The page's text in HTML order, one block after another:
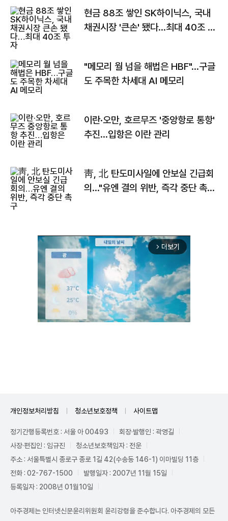
현금 88조 쌓인 SK하이닉스, 국내
채권시장 '큰손' 됐다…최대 40조 투
"메모리 월 넘을 해법은 HBF"…구글
도 주목한 차세대 AI 메모리
이란·오만, 호르무즈 '중앙항로 통항'
추진…입항은 이란 관리
靑, 北 탄도미사일에 안보실 긴급회
의…"유엔 결의 위반, 즉각 중단 촉
arrow_forward_ios 더보기
개인정보처리방침 청소년보호정책 사이트맵
정기간행등록번호 : 서울 아 00493
회장·발행인 : 곽영길
사장·편집인 : 임규진
청소년보호책임자 : 전운
주소 : 서울특별시 종로구 종로 1길 42(수송동 146-1) 이마빌딩 11층
전화 : 02-767-1500
발행일자 : 2007년 11월 15일
등록일자 : 2008년 01월10일
아주경제는 인터넷신문윤리위원회 윤리강령을 준수합니다. 아주경제의 모든